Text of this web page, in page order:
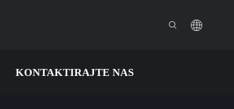
KONTAKTIRAJTE NAS